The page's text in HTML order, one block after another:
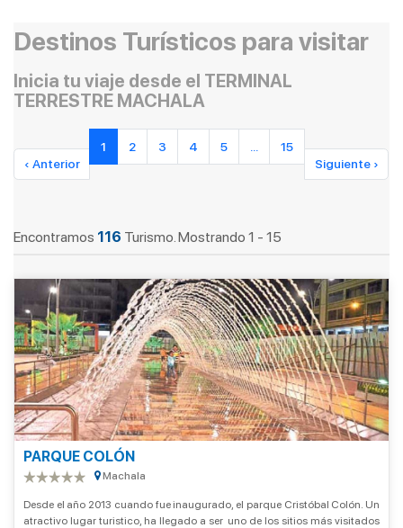
Destinos Turísticos para visitar
Inicia tu viaje desde el TERMINAL
TERRESTRE MACHALA
‹ Anterior
1 2 3 4 5
15
Siguiente ›
Encontramos 116 Turismo. Mostrando 1 - 15
PARQUE COLÓN
Machala
Desde el año 2013 cuando fue inaugurado, el parque Cristóbal Colón. Un
atractivo lugar turistico, ha llegado a ser uno de los sitios más visitados